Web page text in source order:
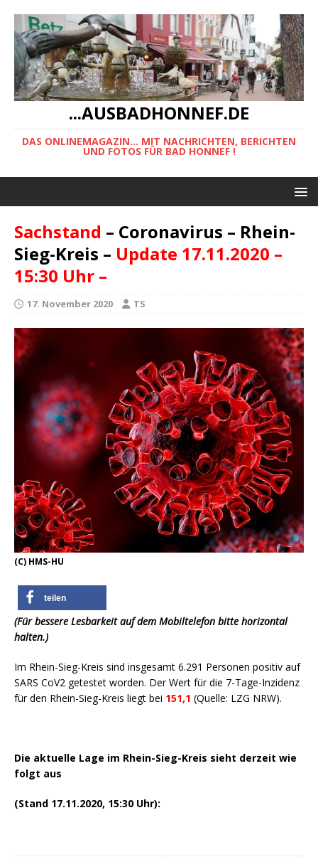
...AUSBADHONNEF.DE
DAS ONLINEMAGAZIN... MIT NACHRICHTEN, BERICHTEN
UND FOTOS FÜR BAD HONNEF !
Sachstand – Coronavirus – Rhein-
Sieg-Kreis – Update 17.11.2020 –
15:30 Uhr –
17. November 2020 TS
(C) HMS-HU
teilen
(Für bessere Lesbarkeit auf dem Mobiltelefon bitte horizontal
halten.)
Im Rhein-Sieg-Kreis sind insgesamt 6.291 Personen positiv auf
SARS CoV2 getestet worden. Der Wert für die 7-Tage-Inzidenz
für den Rhein-Sieg-Kreis liegt bei 151,1 (Quelle: LZG NRW).
Die aktuelle Lage im Rhein-Sieg-Kreis sieht derzeit wie
folgt aus
(Stand 17.11.2020, 15:30 Uhr):